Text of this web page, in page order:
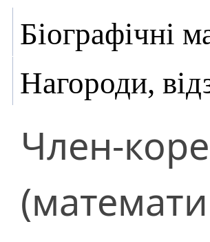
Біографічні
Нагороди,
Член-